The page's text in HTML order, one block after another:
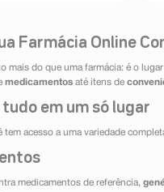
Farmácia Online
mais do que uma farmácia: é o
medicamentos até itens de
em um só lugar
tem acesso a uma variedade
medicamentos de referência,